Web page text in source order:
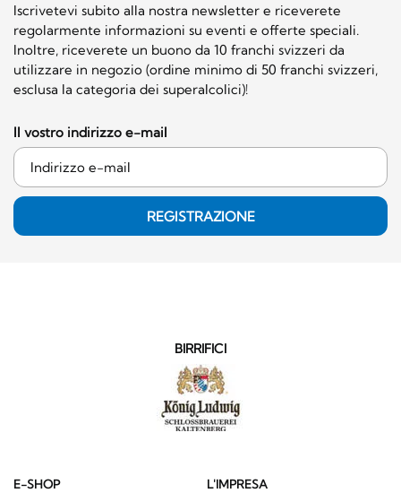
Iscrivetevi subito alla nostra newsletter e riceverete
regolarmente informazioni su eventi e offerte speciali.
Inoltre, riceverete un buono da 10 franchi svizzeri da
utilizzare in negozio (ordine minimo di 50 franchi svizzeri,
esclusa la categoria dei superalcolici)!
Il vostro indirizzo e-mail
REGISTRAZIONE
BIRRIFICI
E-SHOP L'IMPRESA